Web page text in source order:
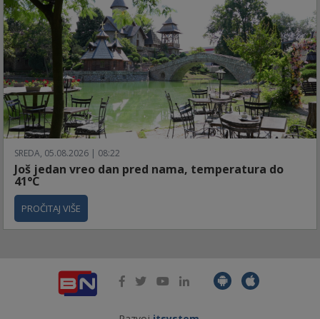
SREDA, 05.08.2026 | 08:22
Još jedan vreo dan pred nama, temperatura do
41°C
PROČITAJ VIŠE